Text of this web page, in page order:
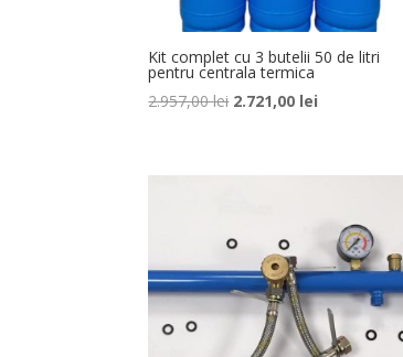
Kit complet cu 3 butelii 50 de litri
pentru centrala termica
2.957,00lei Prețul
2.721,00 lei
2.721,00 lei.